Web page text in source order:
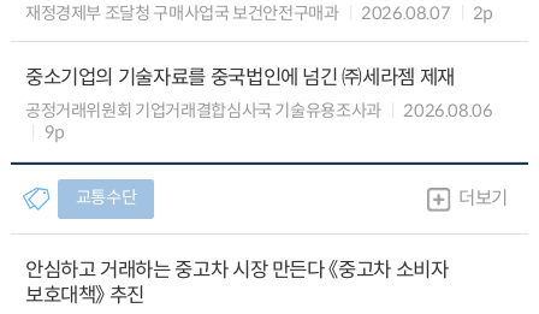
재정경제부 조달청 구매사업국 보건안전구매과 2026.08.07 2p
중소기업의 기술자료를 중국법인에 넘긴 ㈜세라젬 제재
공정거래위원회 기업거래결합심사국 기술유용조사과
2026.08.06
9p
교통수단 더보기
안심하고 거래하는 중고차 시장 만든다 《중고차 소비자
보호대책》 추진